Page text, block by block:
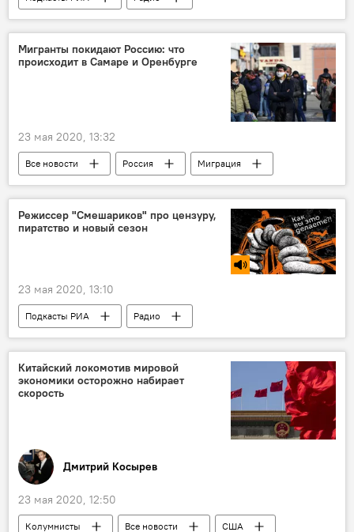
коронавирус
Таджикистан
Мигранты покидают Россию: что
происходит в Самаре и Оренбурге
23 мая 2020, 13:32
Все новости Россия
Миграция
Самара
Новости мигрантов из Центральной Азии в России
Режиссер "Смешариков" про цензуру,
пиратство и новый сезон
23 мая 2020, 13:10
Подкасты РИА Радио
Китайский локомотив мировой
экономики осторожно набирает
скорость
Дмитрий Косырев
23 мая 2020, 12:50
Колумнисты Все новости
США